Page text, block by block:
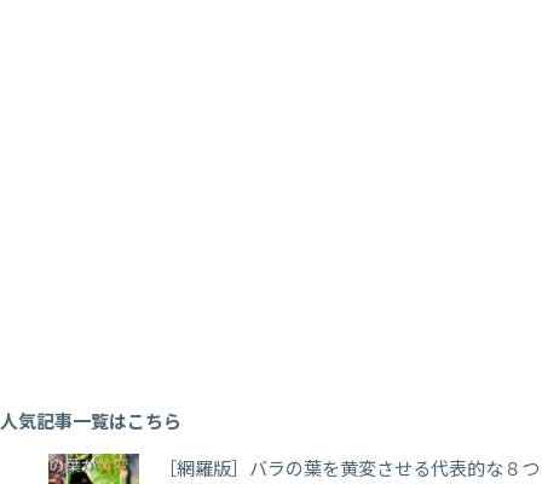
人気記事一覧はこちら
［網羅版］バラの葉を黄変させる代表的な８つ